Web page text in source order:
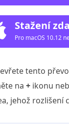
Stažení
Pro macOS 10.12
tento
na + ikonu
jehož rozlišení